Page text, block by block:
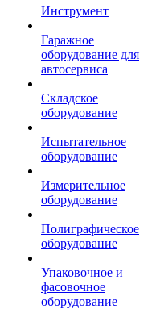
Инструмент
Гаражное
оборудование для
автосервиса
Складское
оборудование
Испытательное
оборудование
Измерительное
оборудование
Полиграфическое
оборудование
Упаковочное и
фасовочное
оборудование